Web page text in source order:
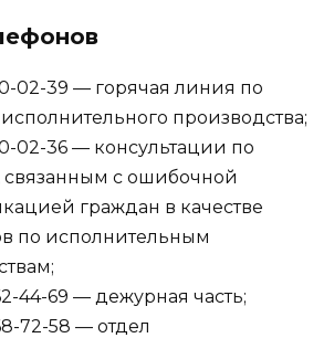
02-39 — горячая линия по
производства;
02-36 — консультации по
связанным с ошибочной
граждан в качестве
по исполнительным
44-69 — дежурная часть;
72-58 — отдел